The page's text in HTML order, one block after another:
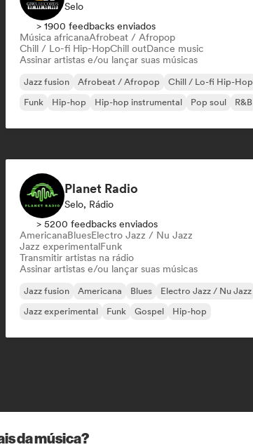
Selo
> 1900 feedbacks enviados
Música africanaAfrobeat / Afropop
Chill / Lo-fi Hip-HopChill outDance music
Assinar artistas e/ou lançar suas músicas
Jazz fusion Afrobeat / Afropop
Chill / Lo-fi Hip-Hop
Funk
Hip-hop Hip-hop instrumental Pop soul R&B
Planet Radio
Selo, Rádio
> 5200 feedbacks enviados
AmericanaBluesElectro Jazz / Nu Jazz
Jazz experimentalFunk
Transmitir artistas na rádio
Assinar artistas e/ou lançar suas músicas
Jazz fusion Americana Blues
Electro Jazz / Nu Jazz
Jazz experimental
Funk Gospel Hip-hop
da música?